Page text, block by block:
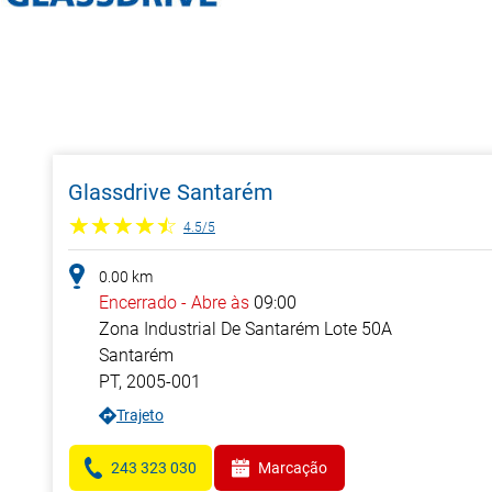
Glassdrive Santarém
4.5/5
0.00 km
Encerrado - Abre às 09:00
Zona Industrial De Santarém Lote 50A
Santarém
PT, 2005-001
Trajeto
243 323 030 Marcação